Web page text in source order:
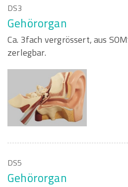
DS3
Gehörorgan
Ca. 3fach vergrössert, aus
zerlegbar.
DS5
Gehörorgan